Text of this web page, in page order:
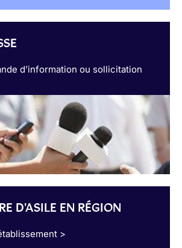
d’information ou sollicitation
D'ASILE EN RÉGION
>